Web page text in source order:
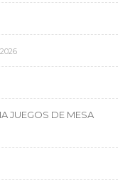
JUEGOS DE MESA